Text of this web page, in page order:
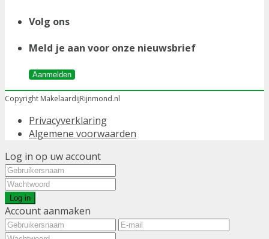
Volg ons
Meld je aan voor onze nieuwsbrief
Aanmelden
Copyright MakelaardijRijnmond.nl
Privacyverklaring
Algemene voorwaarden
Log in op uw account
Log in
Account aanmaken